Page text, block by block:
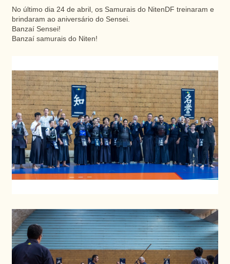
No último dia 24 de abril, os Samurais do NitenDF treinaram e
brindaram ao aniversário do Sensei.
Banzaí Sensei!
Banzaí samurais do Niten!